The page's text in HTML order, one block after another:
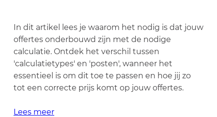
In dit artikel lees je waarom het nodig is dat jouw
offertes onderbouwd zijn met de nodige
calculatie. Ontdek het verschil tussen
'calculatietypes' en 'posten', wanneer het
essentieel is om dit toe te passen en hoe jij zo
tot een correcte prijs komt op jouw offertes.
Lees meer